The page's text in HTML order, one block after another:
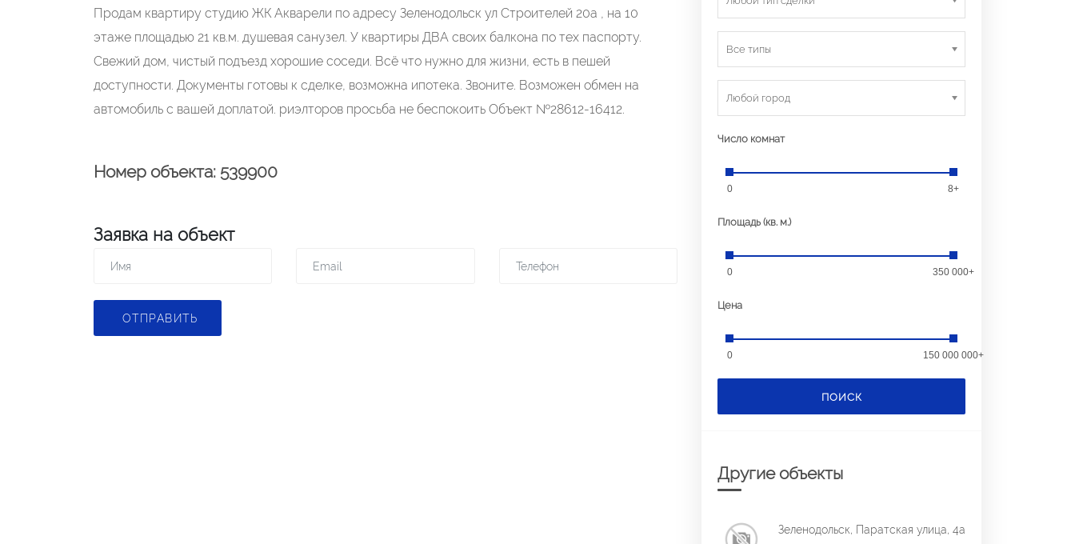
Продам квартиру студию ЖК Акварели по адресу Зеленодольск ул Строителей 20а , на 10
этаже площадью 21 кв.м. душевая санузел. У квартиры ДВА своих балкона по тех паспорту.
Свежий дом, чистый подъезд хорошие соседи. Всё что нужно для жизни, есть в пешей
доступности. Документы готовы к сделке, возможна ипотека. Звоните. Возможен обмен на
автомобиль с вашей доплатой. риэлторов просьба не беспокоить Объект №28612-16412.
Номер объекта: 539900
Заявка на объект
ОТПРАВИТЬ
Все типы
Любой город
Число комнат
0 8+
Площадь (кв. м.)
0 350 000+
Цена
0 150 000 000+
ПОИСК
Другие объекты
Зеленодольск, Паратская улица, 4а